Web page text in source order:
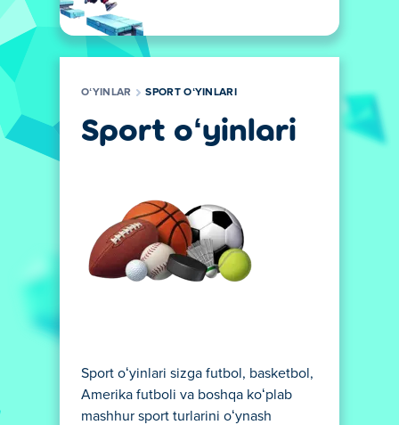
OʻYINLAR SPORT OʻYINLARI
Sport oʻyinlari
Sport oʻyinlari sizga futbol, basketbol,
Amerika futboli va boshqa koʻplab
mashhur sport turlarini oʻynash